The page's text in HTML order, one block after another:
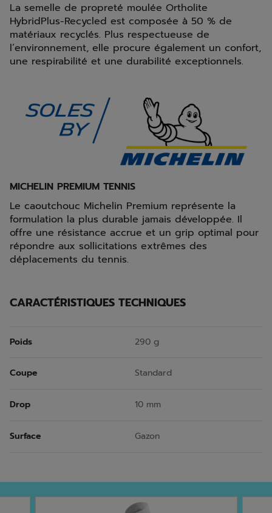
La semelle de propreté moulée Ortholite
HybridPlus-Recycled est composée à 50 % de
matériaux recyclés. Plus respectueuse de
l’environnement, elle procure également un confort,
une respirabilité et une durabilité exceptionnels.
MICHELIN PREMIUM TENNIS
Le caoutchouc Michelin Premium représente la
formulation la plus durable jamais développée. Il
offre une résistance accrue et un grip optimal pour
répondre aux sollicitations extrêmes des
déplacements du tennis.
CARACTÉRISTIQUES TECHNIQUES
Poids 290 g
Coupe Standard
Drop 10 mm
Surface Gazon